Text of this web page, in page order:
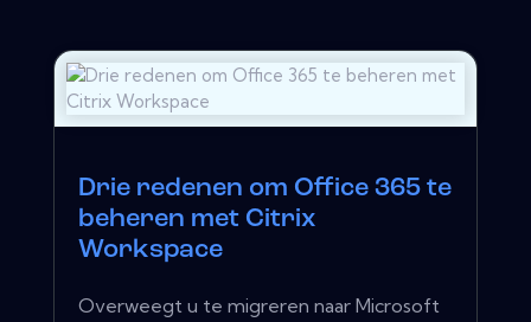
Drie redenen om Office 365 te
beheren met Citrix
Workspace
Overweegt u te migreren naar Microsoft